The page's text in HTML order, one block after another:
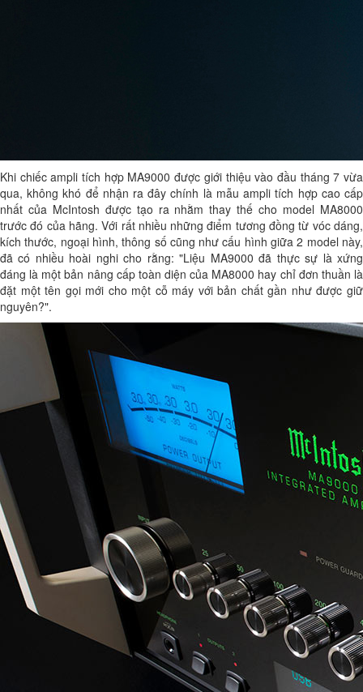
Khi chiếc ampli tích hợp MA9000 được giới thiệu vào đầu tháng 7 vừa
qua, không khó để nhận ra đây chính là mẫu ampli tích hợp cao cấp
nhất của McIntosh được tạo ra nhằm thay thế cho model MA8000
trước đó của hãng. Với rất nhiều những điểm tương đồng từ vóc dáng,
kích thước, ngoại hình, thông số cũng như cấu hình giữa 2 model này,
đã có nhiều hoài nghi cho rằng: "Liệu MA9000 đã thực sự là xứng
đáng là một bản nâng cấp toàn diện của MA8000 hay chỉ đơn thuần là
đặt một tên gọi mới cho một cỗ máy với bản chất gần như được giữ
nguyên?".